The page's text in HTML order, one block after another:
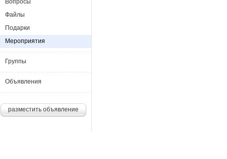
Вопросы
Файлы
Подарки
Мероприятия
Группы
Объявления
разместить объявление